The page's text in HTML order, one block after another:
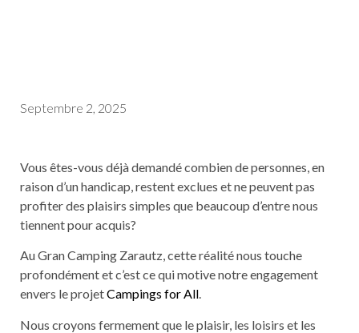
Septembre 2, 2025
Vous êtes-vous déjà demandé combien de personnes, en
raison d’un handicap, restent exclues et ne peuvent pas
profiter des plaisirs simples que beaucoup d’entre nous
tiennent pour acquis?
Au Gran Camping Zarautz, cette réalité nous touche
profondément et c’est ce qui motive notre engagement
envers le projetCampings for All.
Nous croyons fermement que le plaisir, les loisirs et les